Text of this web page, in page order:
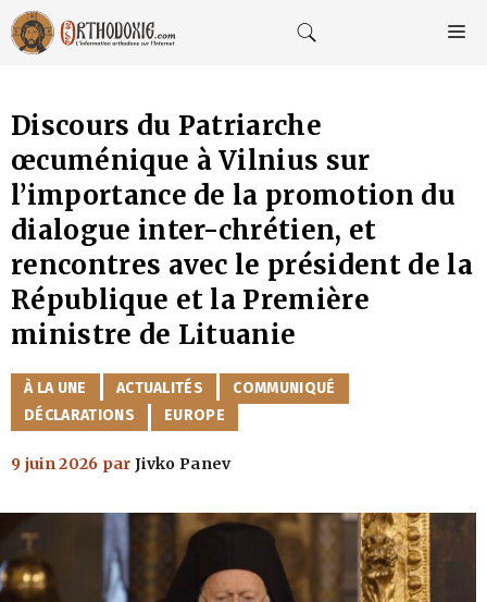
Aller
au
contenu
Discours du Patriarche
œcuménique à Vilnius sur
l’importance de la promotion du
dialogue inter-chrétien, et
rencontres avec le président de la
République et la Première
ministre de Lituanie
CATÉGORIES
À LA UNE ACTUALITÉS
COMMUNIQUÉ
DÉCLARATIONS
EUROPE
9 juin 2026 parJivko Panev